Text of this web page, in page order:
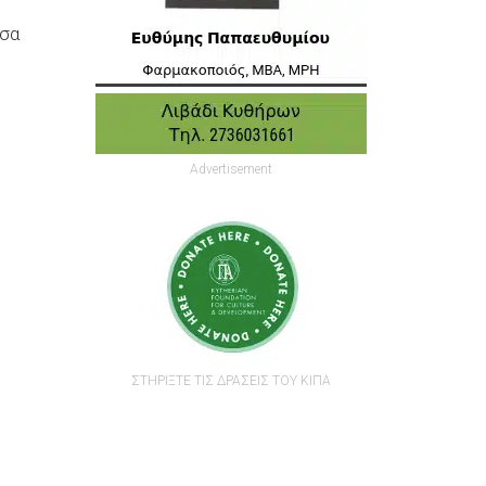
Advertisement
ΣΤΗΡΙΞΤΕ ΤΙΣ ΔΡΑΣΕΙΣ ΤΟΥ ΚΙΠΑ